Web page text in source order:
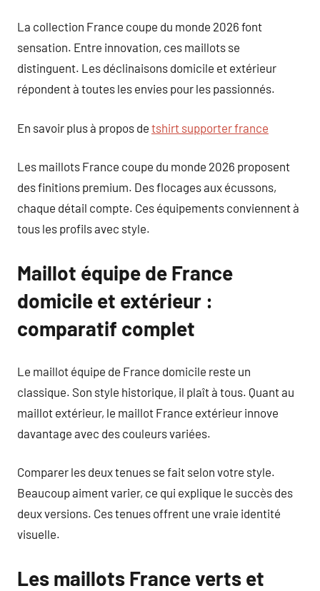
La collection France coupe du monde 2026 font
sensation. Entre innovation, ces maillots se
distinguent. Les déclinaisons domicile et extérieur
répondent à toutes les envies pour les passionnés.
En savoir plus à propos de tshirt supporter france
Les maillots France coupe du monde 2026 proposent
des finitions premium. Des flocages aux écussons,
chaque détail compte. Ces équipements conviennent à
tous les profils avec style.
Maillot équipe de France
domicile et extérieur :
comparatif complet
Le maillot équipe de France domicile reste un
classique. Son style historique, il plaît à tous. Quant au
maillot extérieur, le maillot France extérieur innove
davantage avec des couleurs variées.
Comparer les deux tenues se fait selon votre style.
Beaucoup aiment varier, ce qui explique le succès des
deux versions. Ces tenues offrent une vraie identité
visuelle.
Les maillots France verts et